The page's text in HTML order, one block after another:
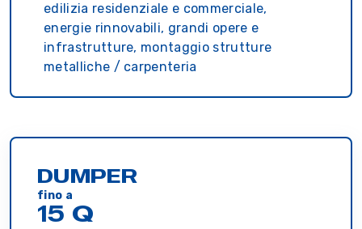
edilizia residenziale e commerciale,
energie rinnovabili, grandi opere e
infrastrutture, montaggio strutture
metalliche / carpenteria
DUMPER
fino a
15 Q